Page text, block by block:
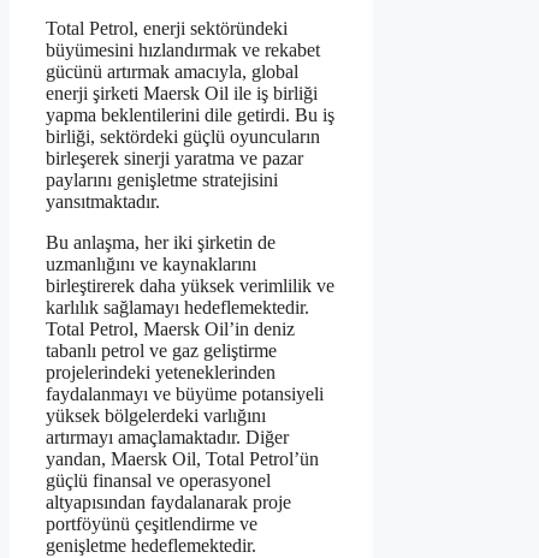
Total Petrol, enerji sektöründeki
büyümesini hızlandırmak ve rekabet
gücünü artırmak amacıyla, global
enerji şirketi Maersk Oil ile iş birliği
yapma beklentilerini dile getirdi. Bu iş
birliği, sektördeki güçlü oyuncuların
birleşerek sinerji yaratma ve pazar
paylarını genişletme stratejisini
yansıtmaktadır.
Bu anlaşma, her iki şirketin de
uzmanlığını ve kaynaklarını
birleştirerek daha yüksek verimlilik ve
karlılık sağlamayı hedeflemektedir.
Total Petrol, Maersk Oil’in deniz
tabanlı petrol ve gaz geliştirme
projelerindeki yeteneklerinden
faydalanmayı ve büyüme potansiyeli
yüksek bölgelerdeki varlığını
artırmayı amaçlamaktadır. Diğer
yandan, Maersk Oil, Total Petrol’ün
güçlü finansal ve operasyonel
altyapısından faydalanarak proje
portföyünü çeşitlendirme ve
genişletme hedeflemektedir.